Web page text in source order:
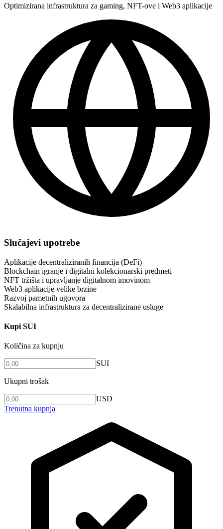
Optimizirana infrastruktura za gaming, NFT-ove i Web3 aplikacije
Slučajevi upotrebe
Aplikacije decentraliziranih financija (DeFi)
Blockchain igranje i digitalni kolekcionarski predmeti
NFT tržišta i upravljanje digitalnom imovinom
Web3 aplikacije velike brzine
Razvoj pametnih ugovora
Skalabilna infrastruktura za decentralizirane usluge
Kupi SUI
Količina za kupnju
SUI
Ukupni trošak
USD
Trenutna kupnja